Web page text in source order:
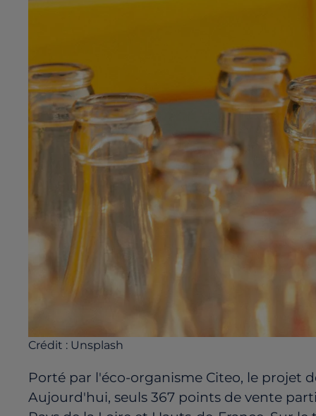
Crédit : Unsplash
Porté par l'éco-organisme Citeo, le projet
Aujourd'hui, seuls 367 points de vente